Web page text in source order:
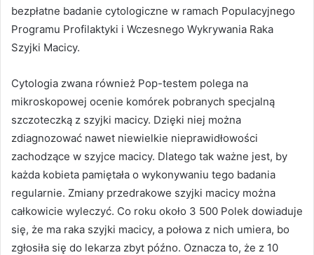
bezpłatne badanie cytologiczne w ramach Populacyjnego
Programu Profilaktyki i Wczesnego Wykrywania Raka
Szyjki Macicy.
Cytologia zwana również Pop-testem polega na
mikroskopowej ocenie komórek pobranych specjalną
szczoteczką z szyjki macicy. Dzięki niej można
zdiagnozować nawet niewielkie nieprawidłowości
zachodzące w szyjce macicy. Dlatego tak ważne jest, by
każda kobieta pamiętała o wykonywaniu tego badania
regularnie. Zmiany przedrakowe szyjki macicy można
całkowicie wyleczyć. Co roku około 3 500 Polek dowiaduje
się, że ma raka szyjki macicy, a połowa z nich umiera, bo
zgłosiła się do lekarza zbyt późno. Oznacza to, że z 10